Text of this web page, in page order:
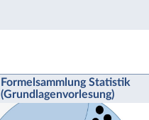
Formelsammlung Statistik
(Grundlagenvorlesung)